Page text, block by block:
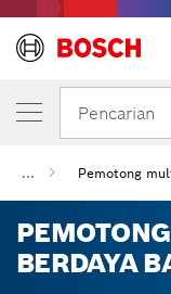
Pencarian
... Pemotong
BERDAYA